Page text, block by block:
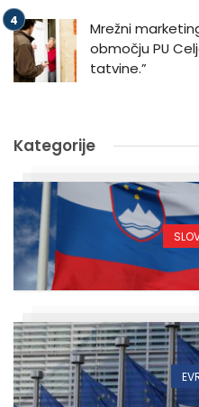
Mrežni
območju PU
tatvine.”
Kategorije